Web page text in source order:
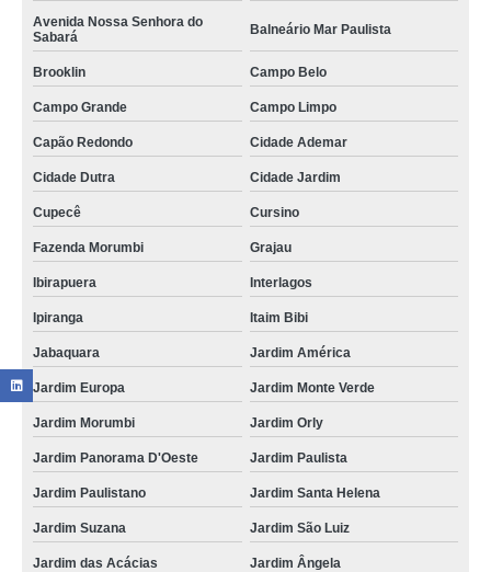
Avenida Nossa Senhora do
Sabará
Balneário Mar Paulista
Brooklin Campo Belo
Campo Grande Campo Limpo
Capão Redondo Cidade Ademar
Cidade Dutra Cidade Jardim
Cupecê Cursino
Fazenda Morumbi Grajau
Ibirapuera Interlagos
Ipiranga Itaim Bibi
Jabaquara Jardim América
Jardim Europa Jardim Monte Verde
Jardim Morumbi Jardim Orly
Jardim Panorama D'Oeste Jardim Paulista
Jardim Paulistano Jardim Santa Helena
Jardim Suzana Jardim São Luiz
Jardim das Acácias Jardim Ângela